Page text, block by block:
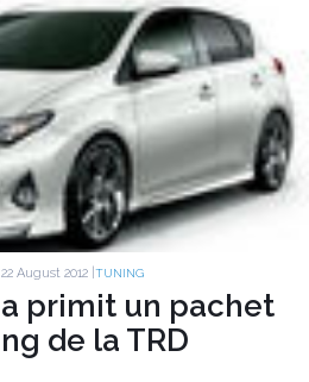
August 2012 | TUNING
primit un pachet
de la TRD